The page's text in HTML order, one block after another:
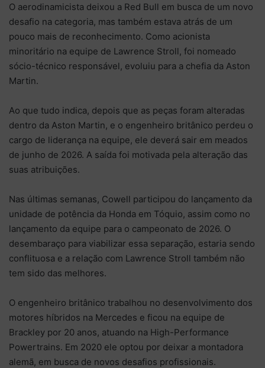
O aerodinamicista deixou a Red Bull em busca de um novo
desafio na categoria, mas também estava atrás de um
pouco mais de reconhecimento. Como acionista
minoritário na equipe de Lawrence Stroll, foi nomeado
sócio-técnico responsável, evoluiu para a chefia da Aston
Martin.
Ao que tudo indica, depois que as peças foram alteradas
dentro da Aston Martin, e o engenheiro britânico perdeu o
cargo de liderança na equipe, ele deverá sair em meados
de junho de 2026. A saída foi motivada pela alteração das
suas atribuições.
Nas últimas semanas, Cowell participou do lançamento da
unidade de potência da Honda em Tóquio, assim como no
lançamento da equipe para o campeonato de 2026. O
desembaraço para viabilizar essa separação, estaria sendo
conflituosa e a relação com Lawrence Stroll também não
tem sido das melhores.
O engenheiro britânico trabalhou no desenvolvimento dos
motores híbridos na Mercedes e ficou na equipe de
Brackley por 20 anos, atuando na High-Performance
Powertrains. Em 2020 ele optou por deixar a montadora
alemã, em busca de novos desafios profissionais.